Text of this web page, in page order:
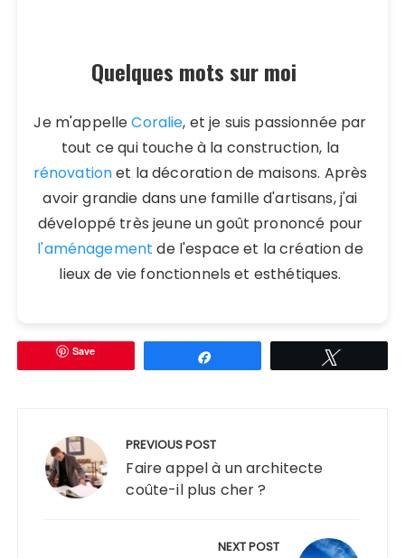
Quelques mots sur moi
Je m'appelleCoralie, et je suis passionnée par
tout ce qui touche à la construction, la
rénovationet la décoration de maisons. Après
avoir grandie dans une famille d'artisans, j'ai
développé très jeune un goût prononcé pour
l'aménagement de l'espace et la création de
lieux de vie fonctionnels et esthétiques.
Save
l’article
PREVIOUS POST
Faire appel à un architecte
coûte-il plus cher ?
NEXT POST